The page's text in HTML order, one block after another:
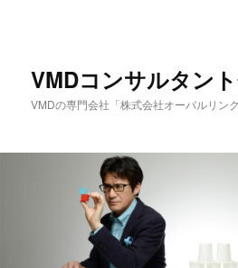
VMDコンサルタン
VMDの専門会社「株式会社オーバルリン